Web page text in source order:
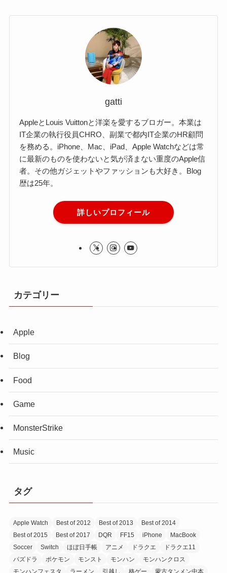
gatti
AppleとLouis Vuittonと洋楽を愛するブロガー。本業は
IT企業の執行役員CHRO、副業で都内IT企業のHR顧問
を務める。iPhone、Mac、iPad、Apple Watchなどは常
に最新のものを使わないと気が済まない重度のApple信
者。その他ガジェットやファッションも大好き。Blog
歴は25年。
詳しいプロフィール
カテゴリー
Apple
Blog
Food
Game
MonsterStrike
Music
タグ
Apple Watch Best of 2012 Best of 2013
Best of 2014
Best of 2015
Best of 2017 DQR FF15 iPhone
MacBook
Soccer
Switch ほぼ日手帳 アニメ ドラクエ
ドラクエ11
パズドラ
ポケモン モンスト モンハン
モンハンクロス